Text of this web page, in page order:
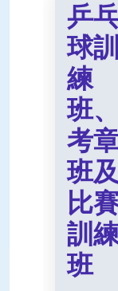
乒
球訓
練
班、
考
班及
比
訓
班